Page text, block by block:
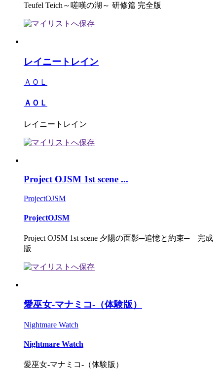
Teufel Teich～嗟嘆の湖～ 研修篇 完全版
レイニートレイン
ＡＯＬ
ＡＯＬ
レイニートレイン
Project OJSM 1st scene ...
ProjectOJSM
ProjectOJSM
Project OJSM 1st scene 夕陽の面影─追憶と約束─ 完成
版
愛巫女-マナミコ-（体験版）
Nightmare Watch
Nightmare Watch
愛巫女-マナミコ-（体験版）